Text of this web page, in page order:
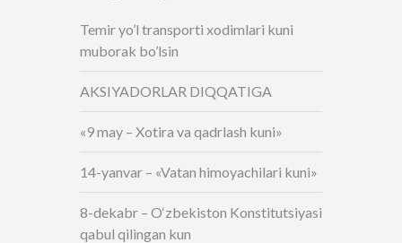
Temir yo’l transporti xodimlari kuni
muborak bo’lsin
AKSIYADORLAR DIQQATIGA
«9 may – Xotira va qadrlash kuni»
14-yanvar – «Vatan himoyachilari kuni»
8-dekabr – O‘zbekiston Konstitutsiyasi
qabul qilingan kun